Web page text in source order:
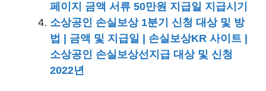
페이지 금액 서류 50만원 지급일 지급시기
소상공인 손실보상 1분기 신청 대상 및 방
법 | 금액 및 지급일 | 손실보상KR 사이트 |
소상공인 손실보상선지급 대상 및 신청
2022년